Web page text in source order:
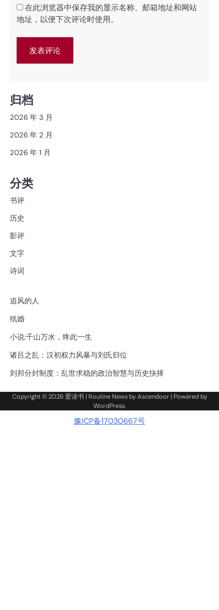
在此浏览器中保存我的显示名称、邮箱地址和网站
地址，以便下次评论时使用。
归档
2026 年 3 月
2026 年 2 月
2026 年 1 月
分类
书评
历史
影评
文字
诗词
追风的人
纸婚
小说:千山万水，终此一生
诸吕之乱：汉初权力风暴与刘氏归位
刘邦分封制度：乱世求稳的政治智慧与历史抉择
Copyright © 2026爱读书 | Routine News byAscendoor| Powered by
WordPress.
豫ICP备17030667号